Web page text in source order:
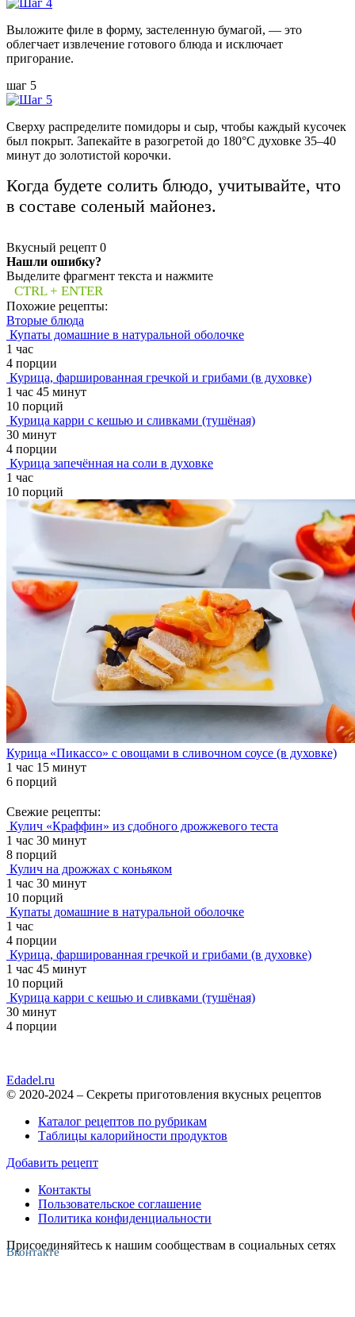
Выложите филе в форму, застеленную бумагой, — это
облегчает извлечение готового блюда и исключает
пригорание.
шаг 5
Сверху распределите помидоры и сыр, чтобы каждый кусочек
был покрыт. Запекайте в разогретой до 180°C духовке 35–40
минут до золотистой корочки.
Когда будете солить блюдо, учитывайте, что
в составе соленый майонез.
Вкусный рецепт 0
Нашли ошибку?
Выделите фрагмент текста и нажмите
CTRL + ENTER
Похожие рецепты:
Вторые блюда
Купаты домашние в натуральной оболочке
1 час
4 порции
Курица, фаршированная гречкой и грибами (в духовке)
1 час 45 минут
10 порций
Курица карри с кешью и сливками (тушёная)
30 минут
4 порции
Курица запечённая на соли в духовке
1 час
10 порций
Курица «Пикассо» с овощами в сливочном соусе (в духовке)
1 час 15 минут
6 порций
Свежие рецепты:
Кулич «Краффин» из сдобного дрожжевого теста
1 час 30 минут
8 порций
Кулич на дрожжах с коньяком
1 час 30 минут
10 порций
Купаты домашние в натуральной оболочке
1 час
4 порции
Курица, фаршированная гречкой и грибами (в духовке)
1 час 45 минут
10 порций
Курица карри с кешью и сливками (тушёная)
30 минут
4 порции
Edadel.ru
© 2020-2024 – Секреты приготовления вкусных рецептов
Каталог рецептов по рубрикам
Таблицы калорийности продуктов
Добавить рецепт
Контакты
Пользовательское соглашение
Политика конфиденциальности
Присоединяйтесь к нашим сообществам в социальных сетях
Вконтакте